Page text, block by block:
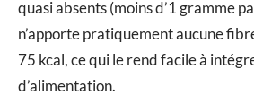
quasi absents (moins d’1 gramme
n’apporte pratiquement aucune
75 kcal, ce qui le rend facile à
d’alimentation.